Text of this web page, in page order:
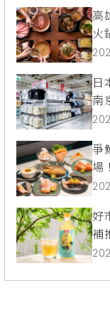
高
火
豬
日
南
托
爭
場
甜
好
補
啡